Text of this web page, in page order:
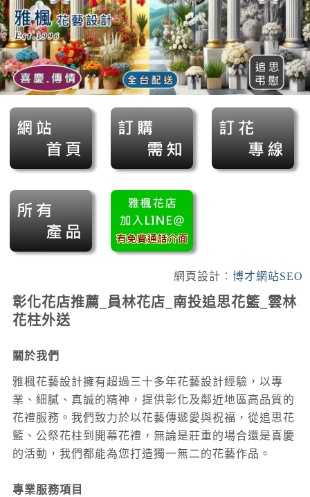
網頁設計︰ 博才網站SEO
彰化花店推薦_員林花店_南投追思花籃_雲林
花柱外送
關於我們
雅楓花藝設計擁有超過三十多年花藝設計經驗，以專
業、細膩、真誠的精神，提供彰化及鄰近地區高品質的
花禮服務。我們致力於以花藝傳遞愛與祝福，從追思花
籃、公祭花柱到開幕花禮，無論是莊重的場合還是喜慶
的活動，我們都能為您打造獨一無二的花藝作品。
專業服務項目